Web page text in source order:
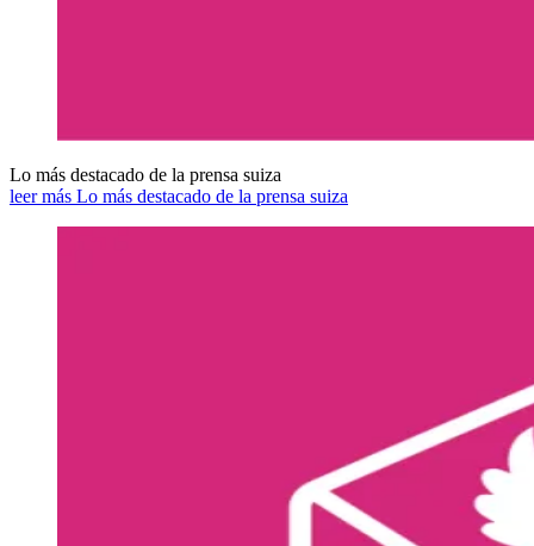
Lo más destacado de la prensa suiza
leer más Lo más destacado de la prensa suiza